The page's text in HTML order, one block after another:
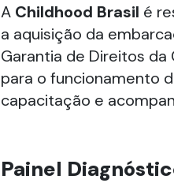
A Childhood Brasil é
a aquisição da
Garantia de Direitos
para o funcionamento
capacitação e
Painel